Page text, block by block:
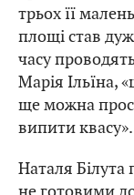
трьох її
площі став
часу
Марія Ільїна,
ще можна
випити квасу».
Наталя